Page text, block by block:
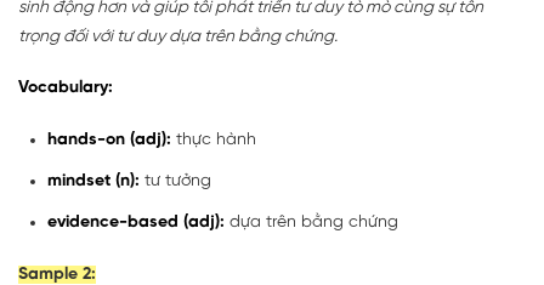
sinh động hơn và giúp tôi phát triển tư duy tò mò cùng sự tôn
trọng đối với tư duy dựa trên bằng chứng.
Vocabulary:
hands-on (adj): thực hành
mindset (n): tư tưởng
evidence-based (adj): dựa trên bằng chứng
Sample 2: